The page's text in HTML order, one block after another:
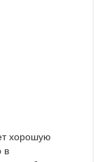
хорошую
в